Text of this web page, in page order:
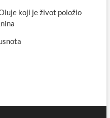
koji je život položio